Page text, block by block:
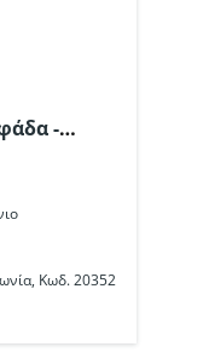
-
Κωδ. 20352